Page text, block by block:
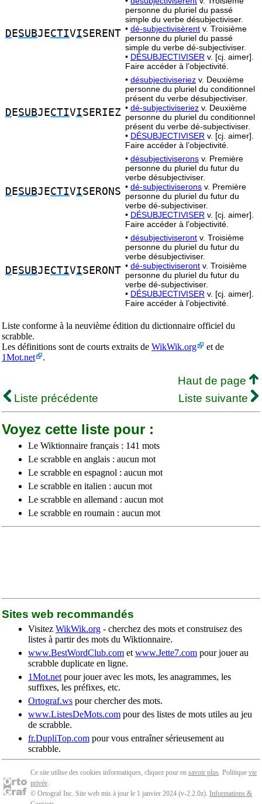
D ESUBJECTIVISERENT
personne du pluriel du passé
simple du verbe désubjectiviser.
• dé-subjectivisèrent v. Troisième
personne du pluriel du passé
simple du verbe dé-subjectiviser.
• DÉSUBJECTIVISER v. [cj. aimer].
Faire accéder à l’objectivité.
D ESUBJECTIVISERIEZ
• désubjectiviseriez v. Deuxième
personne du pluriel du conditionnel
présent du verbe désubjectiviser.
• dé-subjectiviseriez v. Deuxième
personne du pluriel du conditionnel
présent du verbe dé-subjectiviser.
• DÉSUBJECTIVISER v. [cj. aimer].
Faire accéder à l’objectivité.
D ESUBJECTIVISERONS
• désubjectiviserons v. Première
personne du pluriel du futur du
verbe désubjectiviser.
• dé-subjectiviserons v. Première
personne du pluriel du futur du
verbe dé-subjectiviser.
• DÉSUBJECTIVISER v. [cj. aimer].
Faire accéder à l’objectivité.
D ESUBJECTIVISERONT
• désubjectiviseront v. Troisième
personne du pluriel du futur du
verbe désubjectiviser.
• dé-subjectiviseront v. Troisième
personne du pluriel du futur du
verbe dé-subjectiviser.
• DÉSUBJECTIVISER v. [cj. aimer].
Faire accéder à l’objectivité.
Liste conforme à la neuvième édition du dictionnaire officiel du
scrabble.
Les définitions sont de courts extraits de WikWik.org
et de
1Mot.net
.
Haut de page
Liste précédente
Liste suivante
Voyez cette liste pour :
Le Wiktionnaire français : 141 mots
Le scrabble en anglais : aucun mot
Le scrabble en espagnol : aucun mot
Le scrabble en italien : aucun mot
Le scrabble en allemand : aucun mot
Le scrabble en roumain : aucun mot
Sites web recommandés
Visitez WikWik.org - cherchez des mots et construisez des
listes à partir des mots du Wiktionnaire.
www.BestWordClub.com et www.Jette7.com pour jouer au
scrabble duplicate en ligne.
1Mot.net pour jouer avec les mots, les anagrammes, les
suffixes, les préfixes, etc.
Ortograf.ws pour chercher des mots.
www.ListesDeMots.com pour des listes de mots utiles au jeu
de scrabble.
fr.DupliTop.com pour vous entraîner sérieusement au
scrabble.
Ce site utilise des cookies informatiques, cliquez pour en savoir plus. Politique vie
privée.
© Ortograf Inc. Site web mis à jour le 1 janvier 2024 (v-2.2.0z). Informations &